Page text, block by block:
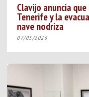
Clavijo anuncia
Tenerife y la
nave nodriza
07/05/2026